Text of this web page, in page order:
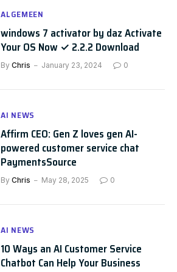
ALGEMEEN
windows 7 activator by daz Activate
Your OS Now ✓ 2.2.2 Download
By Chris January 23, 2024 0
AI NEWS
Affirm CEO: Gen Z loves gen AI-
powered customer service chat
PaymentsSource
By Chris May 28, 2025 0
AI NEWS
10 Ways an AI Customer Service
Chatbot Can Help Your Business